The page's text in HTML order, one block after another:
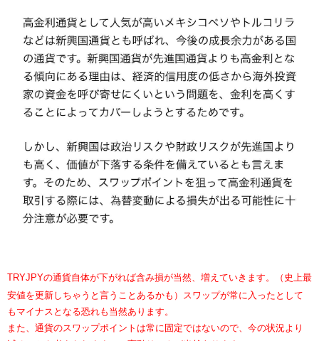
TRYJPYの通貨自体が下がれば含み損が当然、増えていきます。（史上最
安値を更新しちゃうと言うことあるかも）スワップが常に入ったとして
もマイナスとなる恐れも当然あります。
また、通貨のスワップポイントは常に固定ではないので、今の状況より